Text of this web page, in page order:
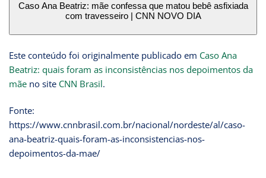
Caso Ana Beatriz: mãe confessa que matou bebê asfixiada
com travesseiro | CNN NOVO DIA
Este conteúdo foi originalmente publicado em Caso Ana
Beatriz: quais foram as inconsistências nos depoimentos da
mãe no site CNN Brasil.
Fonte:
https://www.cnnbrasil.com.br/nacional/nordeste/al/caso-
ana-beatriz-quais-foram-as-inconsistencias-nos-
depoimentos-da-mae/